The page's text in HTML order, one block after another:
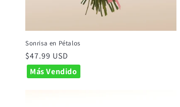
Sonrisa en Pétalos
Precio
habitual
$47.99 USD
Más Vendido